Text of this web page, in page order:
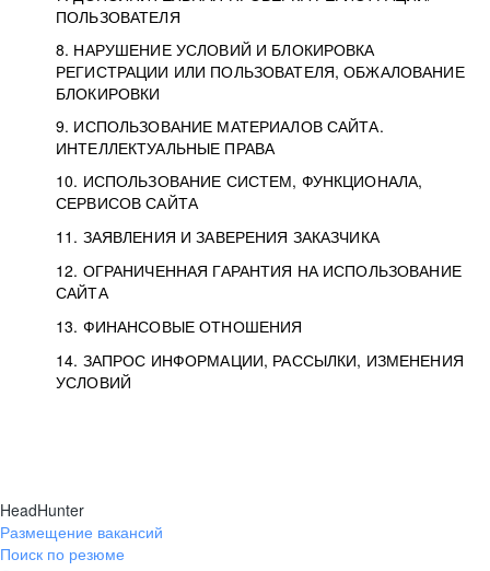
ПОЛЬЗОВАТЕЛЯ
8. НАРУШЕНИЕ УСЛОВИЙ И БЛОКИРОВКА
РЕГИСТРАЦИИ ИЛИ ПОЛЬЗОВАТЕЛЯ, ОБЖАЛОВАНИЕ
БЛОКИРОВКИ
9. ИСПОЛЬЗОВАНИЕ МАТЕРИАЛОВ САЙТА.
ИНТЕЛЛЕКТУАЛЬНЫЕ ПРАВА
10. ИСПОЛЬЗОВАНИЕ СИСТЕМ, ФУНКЦИОНАЛА,
СЕРВИСОВ САЙТА
11. ЗАЯВЛЕНИЯ И ЗАВЕРЕНИЯ ЗАКАЗЧИКА
12. ОГРАНИЧЕННАЯ ГАРАНТИЯ НА ИСПОЛЬЗОВАНИЕ
САЙТА
13. ФИНАНСОВЫЕ ОТНОШЕНИЯ
14. ЗАПРОС ИНФОРМАЦИИ, РАССЫЛКИ, ИЗМЕНЕНИЯ
УСЛОВИЙ
HeadHunter
Размещение вакансий
Поиск по резюме